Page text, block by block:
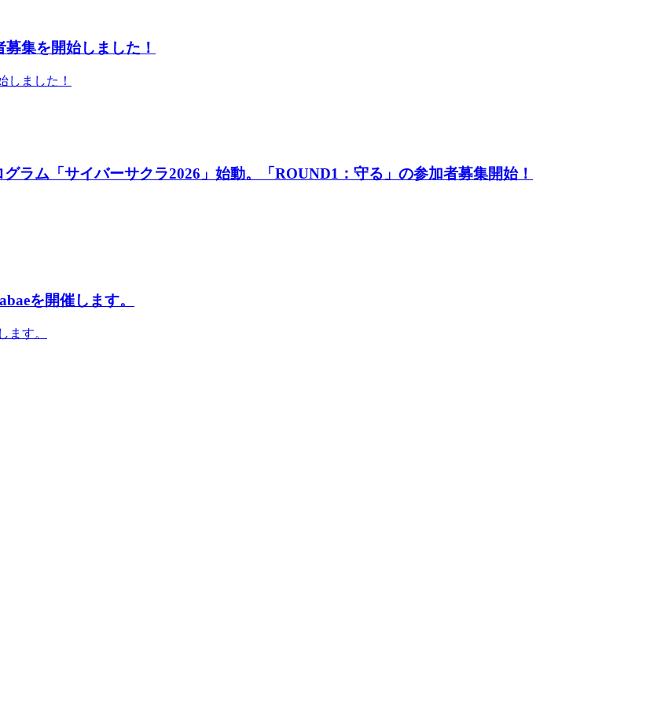
集を開始しました！
しました！
ラム「サイバーサクラ2026」始動。「ROUND1：守る」の参加者募集開始！
を開催します。
ます。